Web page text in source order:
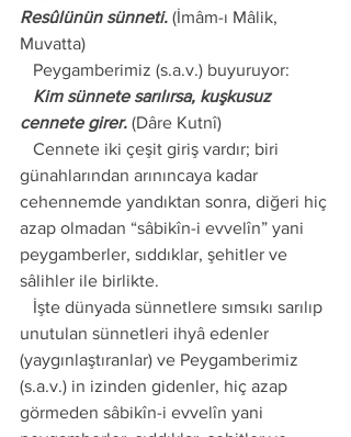
Resûlünün sünneti. (İmâm-ı Mâlik,
Muvatta)
   Peygamberimiz (s.a.v.) buyuruyor:
cennete girer. (Dâre Kutnî)
günahlarından arınıncaya kadar
cehennemde yandıktan sonra, diğeri hiç
azap olmadan “sâbikîn-i evvelîn” yani
peygamberler, sıddıklar, şehitler ve
sâlihler ile birlikte.
unutulan sünnetleri ihyâ edenler
(yaygınlaştıranlar) ve Peygamberimiz
(s.a.v.) in izinden gidenler, hiç azap
görmeden sâbikîn-i evvelîn yani